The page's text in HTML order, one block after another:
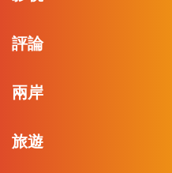
評論
兩岸
旅遊